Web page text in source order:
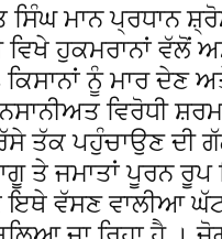
ਸਿੰਘ ਮਾਨ ਪ੍ਰਧਾਨ
ਵਿਖੇ ਹੁਕਮਰਾਨਾਂ
ਕਿਸਾਨਾਂ ਨੂੰ ਮਾਰ
ਵਿਰੋਧੀ
ਤੱਕ ਪਹੁੰਚਾਉਣ ਦੀ
ਤੇ ਜਮਾਤਾਂ ਪੂਰਨ
ਵੱਸਣ ਵਾਲੀਆ ਘੱਟ